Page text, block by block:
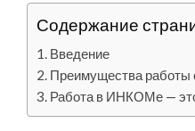
Содержание
Введение
Преимущества
Работа в ИНКОМе —